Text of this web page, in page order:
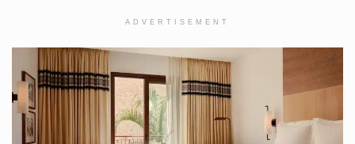
ADVERTISEMENT